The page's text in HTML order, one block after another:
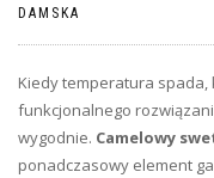
DAMSKA
Kiedy temperatura
funkcjonalnego
wygodnie. Camelowy
ponadczasowy element